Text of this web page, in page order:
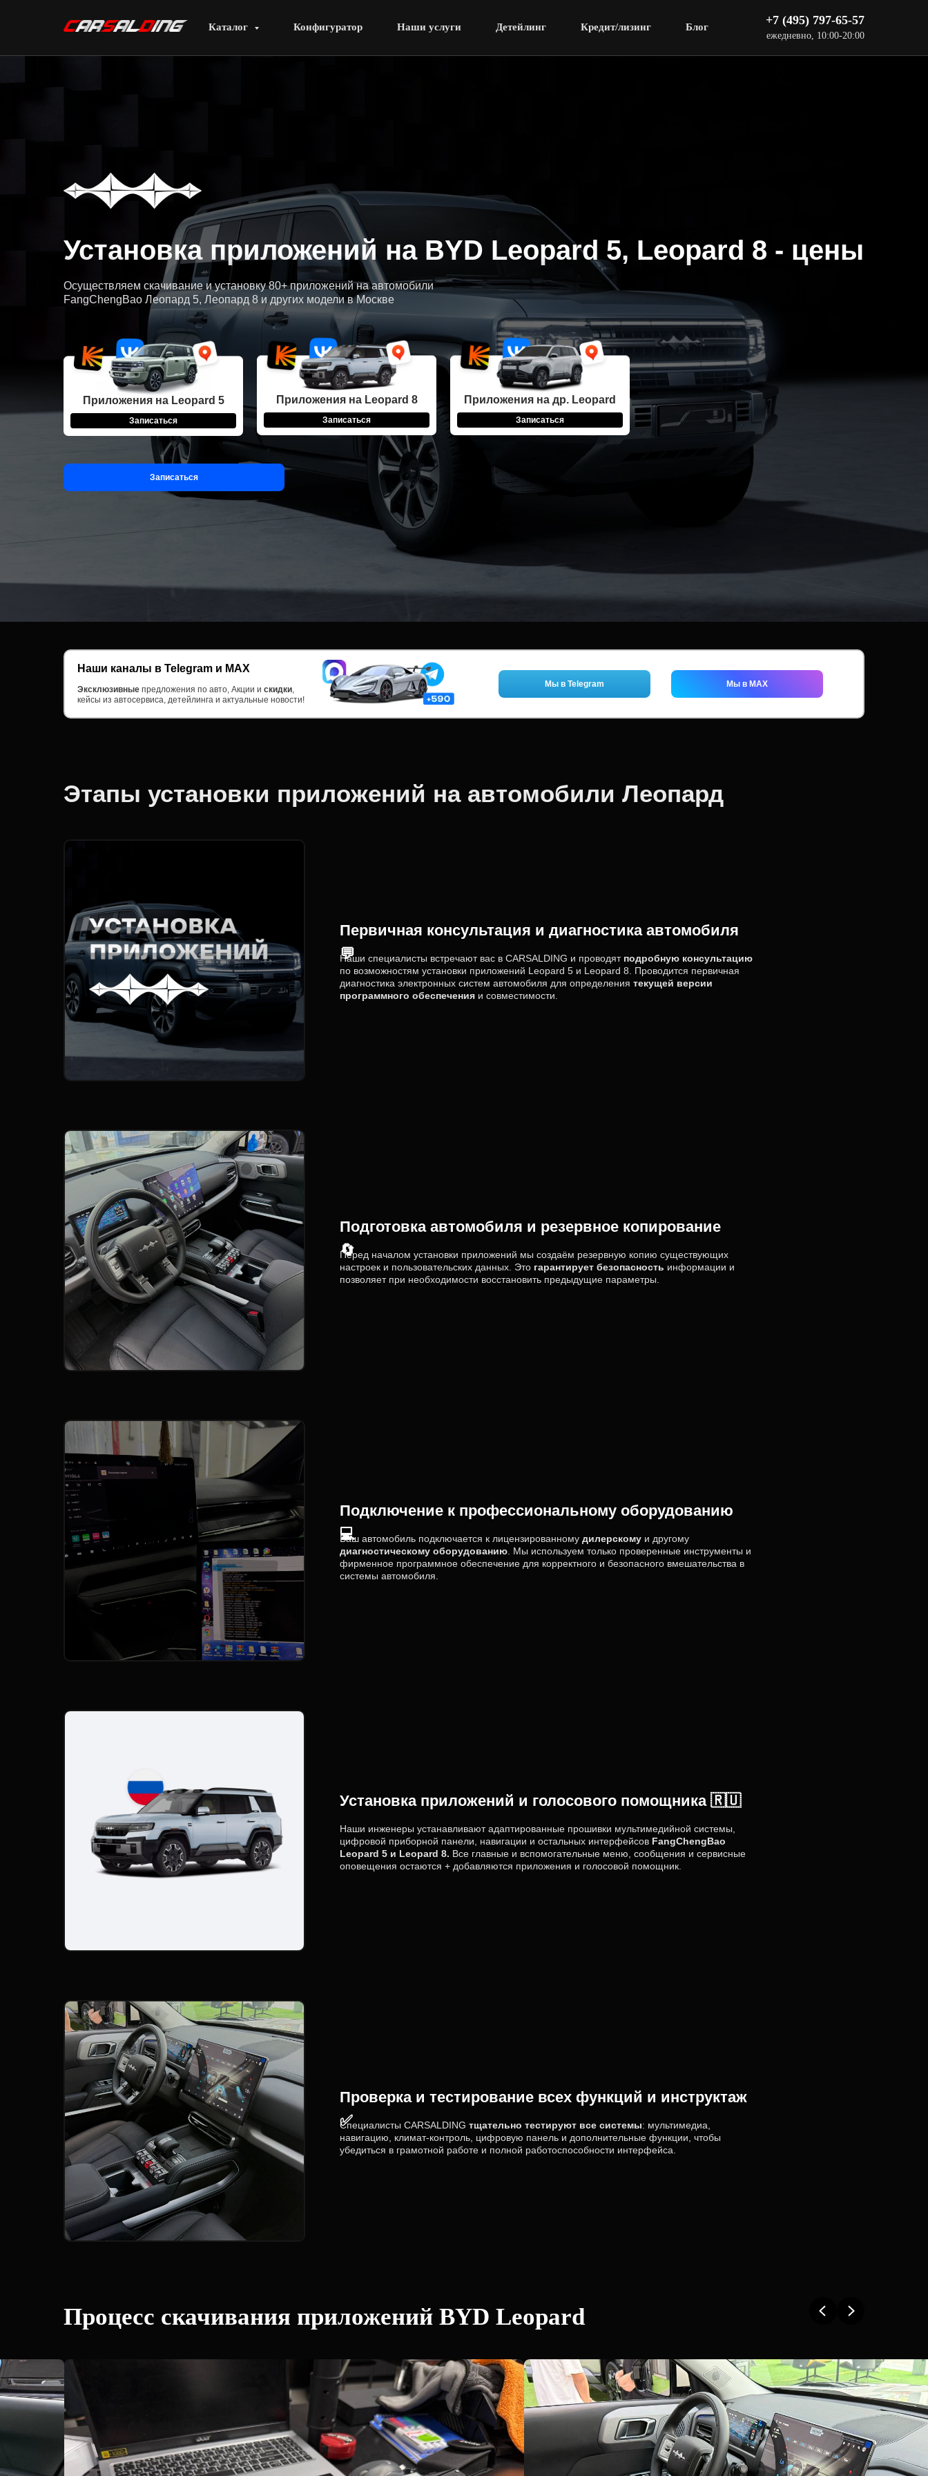
Каталог Конфигуратор Наши услуги Детейлинг Кредит/лизинг Блог +7 (495) 797-65-57
ежедневно, 10:00-20:00
Осуществляем скачивание и установку 80+ приложений на автомобили
FangChengBao Леопард 5, Леопард 8 и других модели в Москве
Установка приложений на BYD Leopard 5, Leopard 8 - цены
Приложения на Leopard 5
Записаться
Приложения на Leopard 8
Записаться
Приложения на др. Leopard
Записаться
Записаться
Эксклюзивные предложения по авто, Акции и скидки,
кейсы из автосервиса, детейлинга и актуальные новости!
Наши каналы в Telegram и MAX
Мы в MAX
Мы в Telegram
Этапы установки приложений на автомобили Леопард
Наши специалисты встречают вас в CARSALDING и проводят подробную консультацию
по возможностям установки приложений Leopard 5 и Leopard 8. Проводится первичная
диагностика электронных систем автомобиля для определения текущей версии
программного обеспечения и совместимости.
Первичная консультация и диагностика автомобиля
💬
Перед началом установки приложений мы создаём резервную копию существующих
настроек и пользовательских данных. Это гарантирует безопасность информации и
позволяет при необходимости восстановить предыдущие параметры.
Подготовка автомобиля и резервное копирование
🔄
Ваш автомобиль подключается к лицензированному дилерскому и другому
диагностическому оборудованию . Мы используем только проверенные инструменты и
фирменное программное обеспечение для корректного и безопасного вмешательства в
системы автомобиля.
Подключение к профессиональному оборудованию
💻
Наши инженеры устанавливают адаптированные прошивки мультимедийной системы,
цифровой приборной панели, навигации и остальных интерфейсов FangChengBao
Leopard 5 и Leopard 8. Все главные и вспомогательные меню, сообщения и сервисные
оповещения остаются + добавляются приложения и голосовой помощник.
Установка приложений и голосового помощника 🇷🇺
Специалисты CARSALDING тщательно тестируют все системы: мультимедиа,
навигацию, климат-контроль, цифровую панель и дополнительные функции, чтобы
убедиться в грамотной работе и полной работоспособности интерфейса.
Проверка и тестирование всех функций и инструктаж
✅
Процесс скачивания приложений BYD Leopard